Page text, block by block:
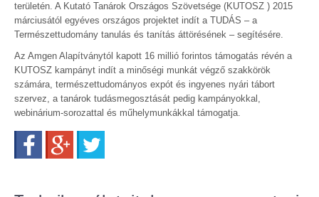
területén. A Kutató Tanárok Országos Szövetsége (KUTOSZ ) 2015
márciusától egyéves országos projektet indít a TUDÁS – a
Természettudomány tanulás és tanítás áttörésének – segítésére.
Az Amgen Alapítványtól kapott 16 millió forintos támogatás révén a
KUTOSZ kampányt indít a minőségi munkát végző szakkörök
számára, természettudományos expót és ingyenes nyári tábort
szervez, a tanárok tudásmegosztását pedig kampányokkal,
webinárium-sorozattal és műhelymunkákkal támogatja.
FacebookGoogle+